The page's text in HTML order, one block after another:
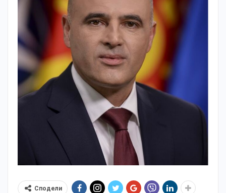
Сподели